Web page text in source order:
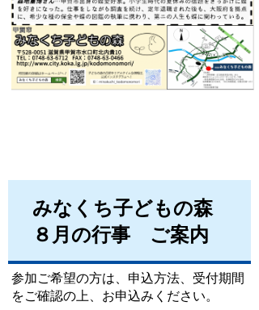
みなくち子どもの森
８月の行事 ご案内
参加ご希望の方は、申込方法、受付期間
をご確認の上、お申込みください。